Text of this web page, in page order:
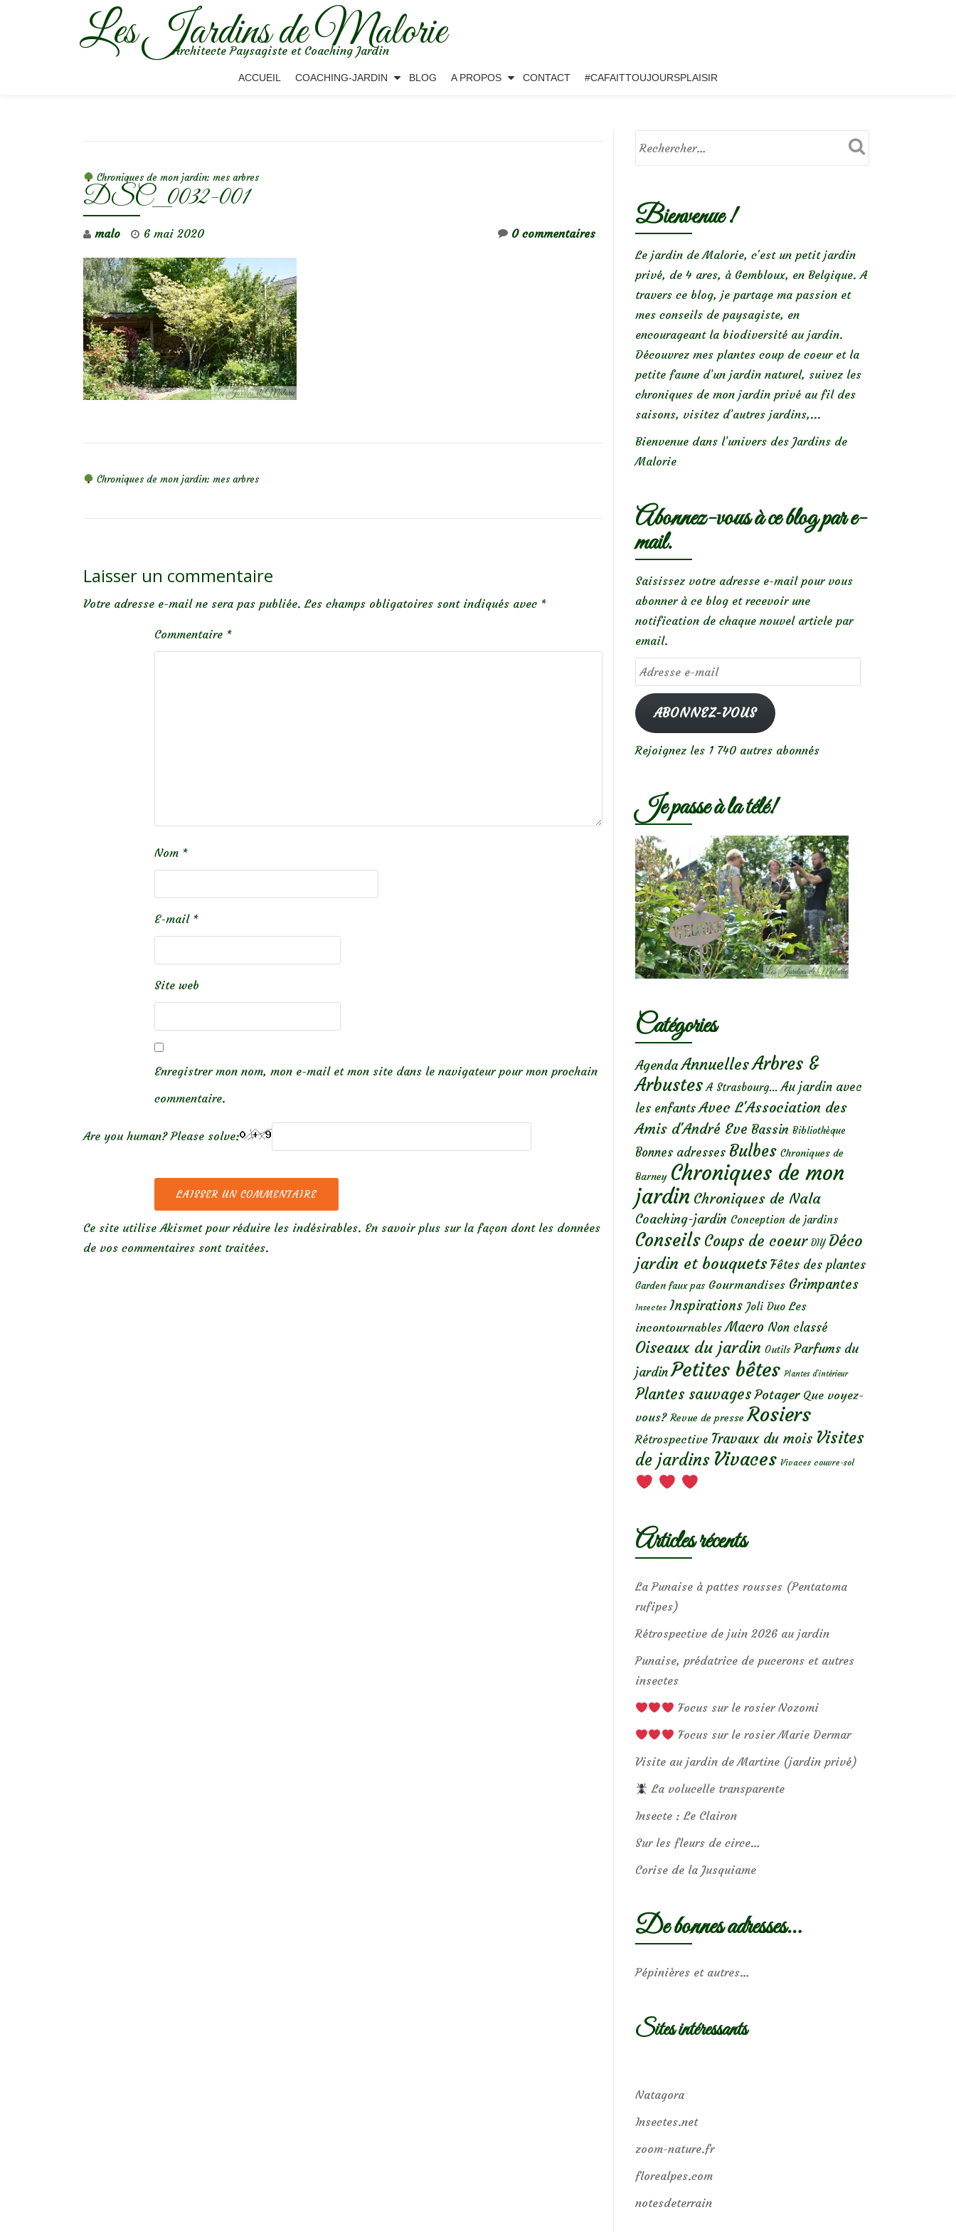
Les Jardins de Malorie
Architecte Paysagiste et Coaching Jardin
ACCUEIL COACHING-JARDIN BLOG A PROPOS CONTACT #CAFAITTOUJOURSPLAISIR
Chroniques de mon jardin: mes arbres
DSC_0032-001
malo 6 mai 2020 0 commentaires
Chroniques de mon jardin: mes arbres
Laisser un commentaire
Votre adresse e-mail ne sera pas publiée. Les champs obligatoires sont indiqués avec *
Commentaire *
Nom *
E-mail *
Site web
Enregistrer mon nom, mon e-mail et mon site dans le navigateur pour mon prochain
commentaire.
Are you human? Please solve:
Ce site utilise Akismet pour réduire les indésirables. En savoir plus sur la façon dont les données
de vos commentaires sont traitées.
Bienvenue !
Le jardin de Malorie, c'est un petit jardin
privé, de 4 ares, à Gembloux, en Belgique. A
travers ce blog, je partage ma passion et
mes conseils de paysagiste, en
encourageant la biodiversité au jardin.
Découvrez mes plantes coup de coeur et la
petite faune d’un jardin naturel, suivez les
chroniques de mon jardin privé au fil des
saisons, visitez d’autres jardins,...
Bienvenue dans l’univers des Jardins de
Malorie
Abonnez-vous à ce blog par e-
mail.
Saisissez votre adresse e-mail pour vous
abonner à ce blog et recevoir une
notification de chaque nouvel article par
email.
Adresse
e-
mailABONNEZ-VOUS
Rejoignez les 1 740 autres abonnés
Je passe à la télé!
Catégories
Agenda AnnuellesArbres &
Arbustes A Strasbourg... Au jardin avec
les enfants Avec L'Association des
Amis d'André Eve Bassin Bibliothèque
Bonnes adresses Bulbes Chroniques de
Barney Chroniques de mon
jardin Chroniques de Nala
Coaching-jardin Conception de jardins
Conseils Coups de coeur DIY Déco
jardin et bouquets Fêtes des plantes
Garden faux pas Gourmandises Grimpantes
Insectes Inspirations Joli Duo Les
incontournables Macro Non classé
Oiseaux du jardin Outils Parfums du
jardin Petites bêtes Plantes d’intérieur
Plantes sauvages Potager Que voyez-
vous? Revue de presse Rosiers
Rétrospective Travaux du mois Visites
de jardins Vivaces Vivaces couvre-sol
Articles récents
La Punaise à pattes rousses (Pentatoma
rufipes)
Rétrospective de juin 2026 au jardin
Punaise, prédatrice de pucerons et autres
insectes
Focus sur le rosier Nozomi
Focus sur le rosier Marie Dermar
Visite au jardin de Martine (jardin privé)
La volucelle transparente
Insecte : Le Clairon
Sur les fleurs de circe…
Corise de la Jusquiame
De bonnes adresses…
Pépinières et autres…
Sites intéressants
Natagora
Insectes.net
zoom-nature.fr
florealpes.com
notesdeterrain